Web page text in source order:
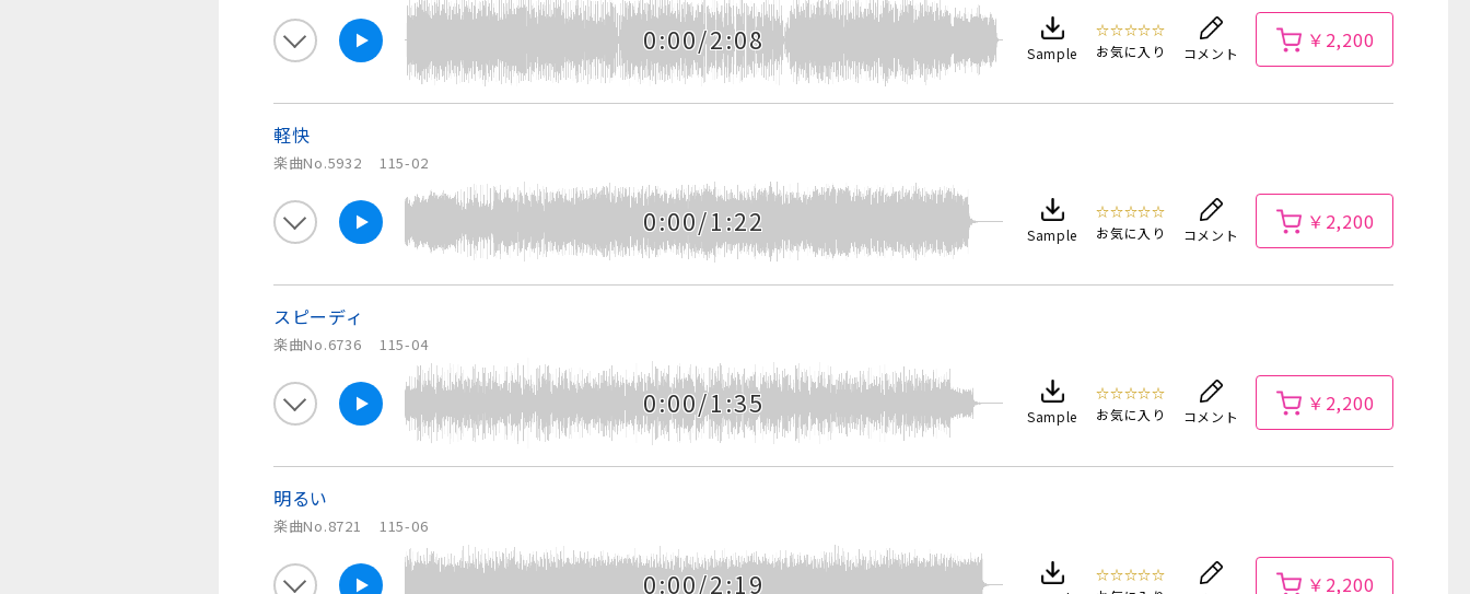
0:00/2:08 Sample
☆☆☆☆☆
お気に入り
コメント
￥2,200
軽快
楽曲No.5932 115-02
0:00/1:22 Sample
☆☆☆☆☆
お気に入り
コメント
￥2,200
スピーディ
楽曲No.6736 115-04
0:00/1:35 Sample
☆☆☆☆☆
お気に入り
コメント
￥2,200
明るい
楽曲No.8721 115-06
0:00/2:19
☆☆☆☆☆
￥2,200